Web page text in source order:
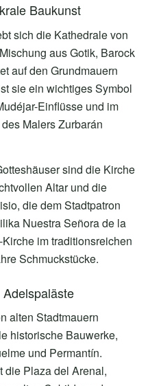
Baukunst
sich die Kathedrale von
aus Gotik, Barock
auf den Grundmauern
sie ein wichtiges Symbol
Einflüsse und im
Malers Zurbarán
sind die Kirche
Altar und die
die dem Stadtpatron
Nuestra Señora de la
im traditionsreichen
Schmuckstücke.
alten Stadtmauern
historische Bauwerke,
und Permantín.
die Plaza del Arenal,